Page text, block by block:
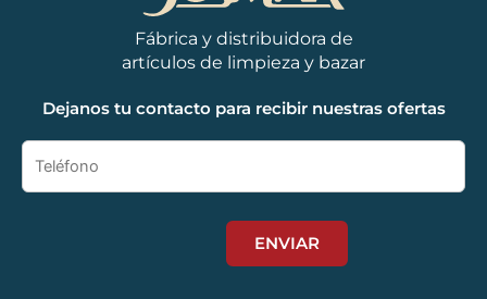
Fábrica y distribuidora de
artículos de limpieza y bazar
Dejanos tu contacto para recibir nuestras ofertas